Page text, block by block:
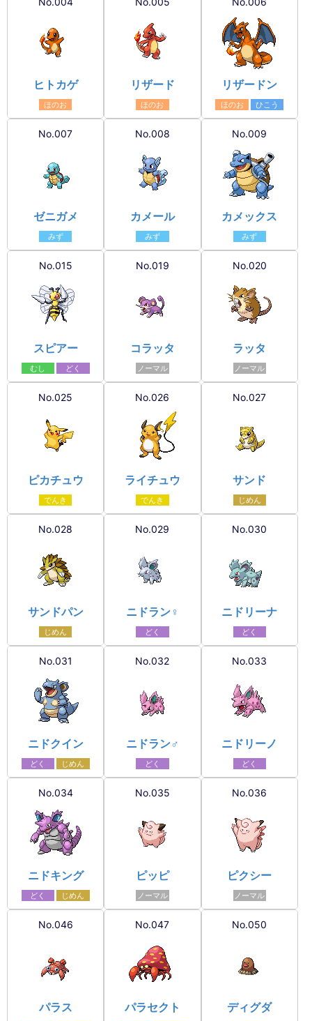
ヒトカゲ
ほのお
リザード
ほのお
リザードン
ほのお ひこう
No.007
ゼニガメ
みず
No.008
カメール
みず
No.009
カメックス
みず
No.015
スピアー
むし どく
No.019
コラッタ
ノーマル
No.020
ラッタ
ノーマル
No.025
ピカチュウ
でんき
No.026
ライチュウ
でんき
No.027
サンド
じめん
No.028
サンドパン
じめん
No.029
ニドラン♀
どく
No.030
ニドリーナ
どく
No.031
ニドクイン
どく じめん
No.032
ニドラン♂
どく
No.033
ニドリーノ
どく
No.034
ニドキング
どく じめん
No.035
ピッピ
ノーマル
No.036
ピクシー
ノーマル
No.046
パラス
No.047
パラセクト
No.050
ディグダ